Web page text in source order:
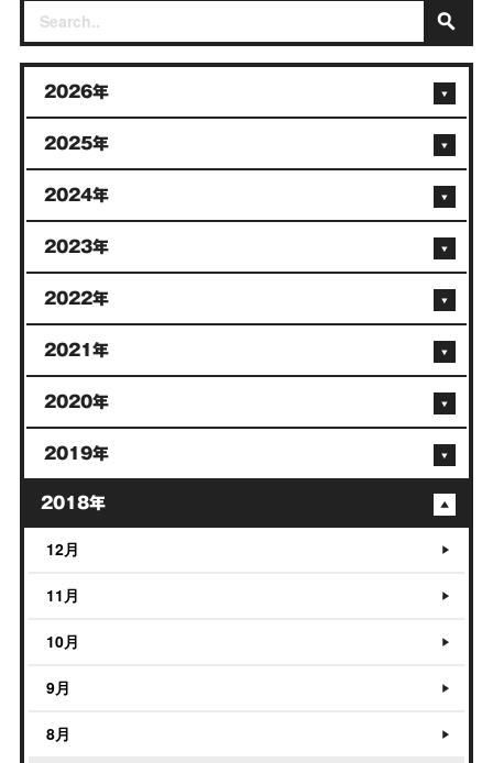
2026年
2025年
2024年
2023年
2022年
2021年
2020年
2019年
2018年
12月
11月
10月
9月
8月